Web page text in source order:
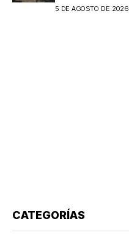
5 DE AGOSTO DE 2026
CATEGORÍAS